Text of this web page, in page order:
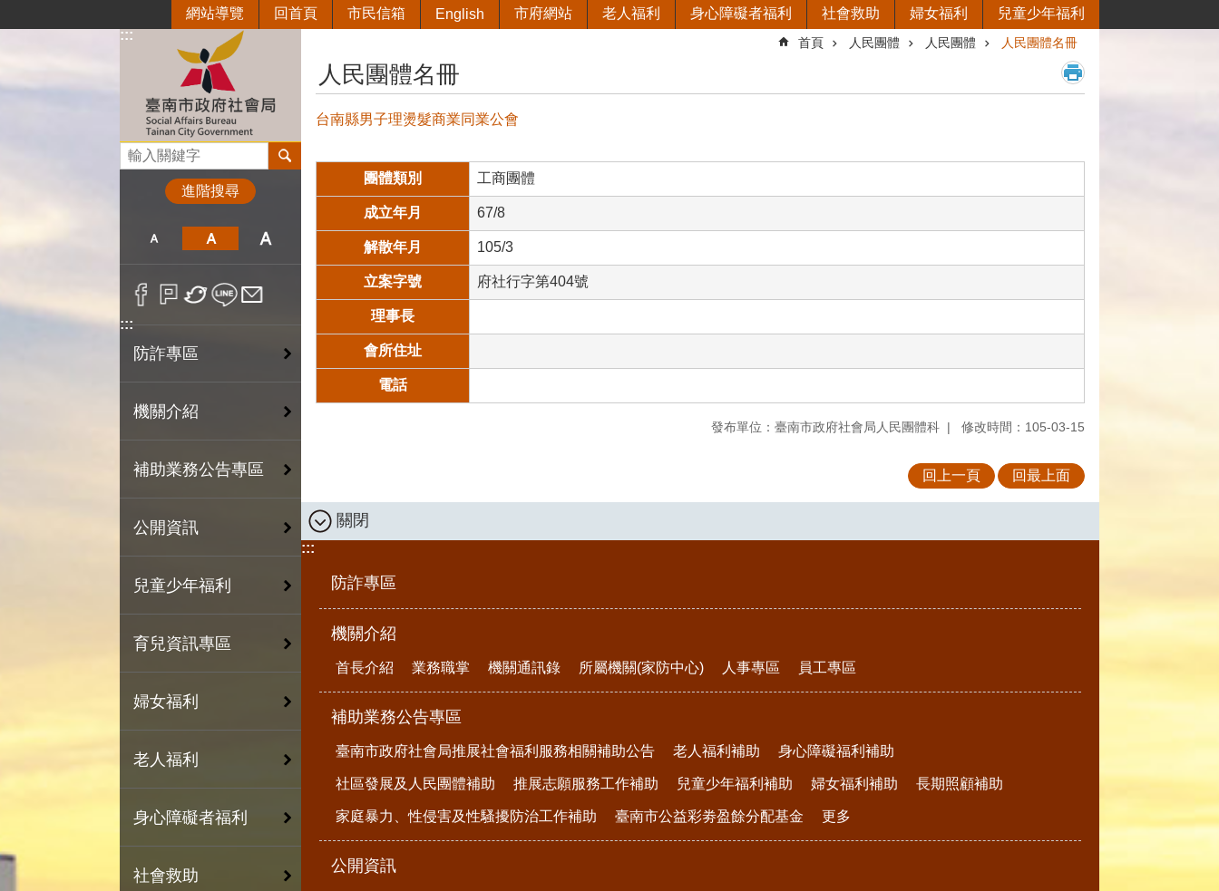
:::
網站導覽 回首頁 市民信箱 English 市府網站 老人福利 身心障礙者福利 社會救助 婦女福利 兒童少年福利
搜尋
進階搜尋
:::
防詐專區
機關介紹
補助業務公告專區
公開資訊
兒童少年福利
育兒資訊專區
婦女福利
老人福利
身心障礙者福利
社會救助
首頁 人民團體 人民團體 人民團體名冊
人民團體名冊
台南縣男子理燙髮商業同業公會
團體類別 工商團體
成立年月 67/8
解散年月 105/3
立案字號 府社行字第404號
理事長
會所住址
電話
發布單位：臺南市政府社會局人民團體科 修改時間：105-03-15
回上一頁 回最上面
關閉
:::
防詐專區
機關介紹
首長介紹 業務職掌 機關通訊錄 所屬機關(家防中心) 人事專區 員工專區
補助業務公告專區
臺南市政府社會局推展社會福利服務相關補助公告 老人福利補助 身心障礙福利補助
社區發展及人民團體補助 推展志願服務工作補助 兒童少年福利補助 婦女福利補助 長期照顧補助
家庭暴力、性侵害及性騷擾防治工作補助 臺南市公益彩劵盈餘分配基金 更多
公開資訊